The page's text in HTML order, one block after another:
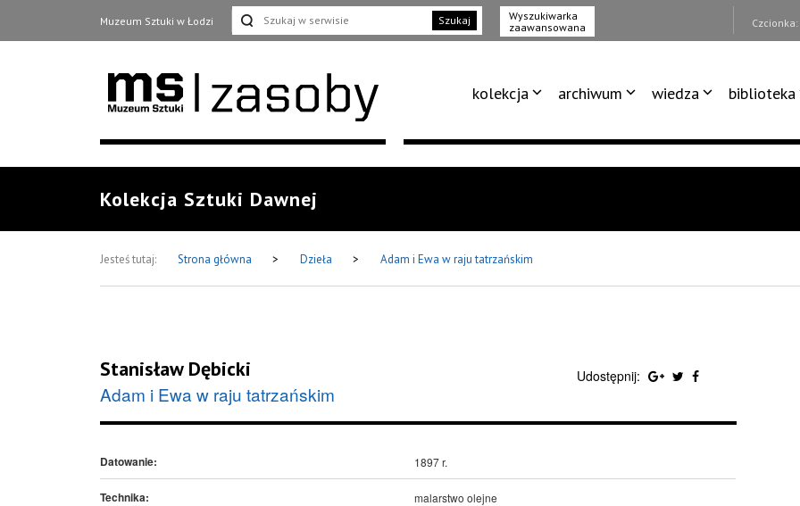
Muzeum Sztuki w Łodzi Szukaj
Wyszukiwarka
zaawansowana
Czcionka:
kolekcja archiwum wiedza biblioteka
Kolekcja Sztuki Dawnej
Jesteś tutaj: Strona główna > Dzieła > Adam i Ewa w raju tatrzańskim
Stanisław Dębicki
Adam i Ewa w raju tatrzańskim
Udostępnij:
Datowanie: 1897 r.
Technika: malarstwo olejne